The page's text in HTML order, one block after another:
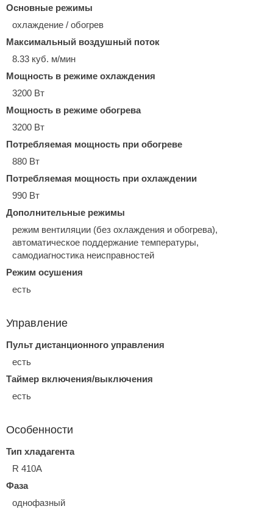
Основные режимы
охлаждение / обогрев
Максимальный воздушный поток
8.33 куб. м/мин
Мощность в режиме охлаждения
3200 Вт
Мощность в режиме обогрева
3200 Вт
Потребляемая мощность при обогреве
880 Вт
Потребляемая мощность при охлаждении
990 Вт
Дополнительные режимы
режим вентиляции (без охлаждения и обогрева),
автоматическое поддержание температуры,
самодиагностика неисправностей
Режим осушения
есть
Управление
Пульт дистанционного управления
есть
Таймер включения/выключения
есть
Особенности
Тип хладагента
R 410A
Фаза
однофазный